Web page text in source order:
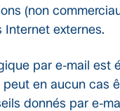
(non
externes.
par e-mail est
en aucun cas
donnés par e-